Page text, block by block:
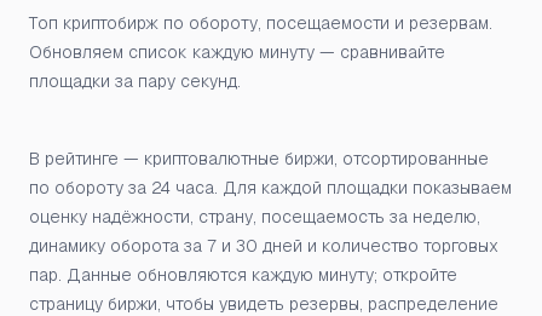
Топ криптобирж по обороту, посещаемости и резервам.
Обновляем список каждую минуту — сравнивайте
площадки за пару секунд.
В рейтинге — криптовалютные биржи, отсортированные
по обороту за 24 часа. Для каждой площадки показываем
оценку надёжности, страну, посещаемость за неделю,
динамику оборота за 7 и 30 дней и количество торговых
пар. Данные обновляются каждую минуту; откройте
страницу биржи, чтобы увидеть резервы, распределение